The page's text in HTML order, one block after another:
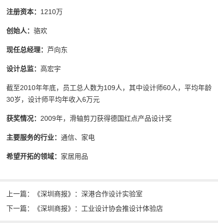
注册资本： 1210万
创始人： 骆欢
现任总经理： 芦向东
设计总监： 高宏宇
截至2010年年底，员工总人数为109人，其中设计师60人，平均年龄
30岁，设计师平均年收入6万元
获奖情况： 2009年，滑轴剪刀获得德国红点产品设计奖
主要服务的行业： 通信、家电
希望开拓的领域： 家居用品
上一篇：《深圳商报》：深港合作设计实验室
下一篇：《深圳商报》：工业设计协会推设计体验店